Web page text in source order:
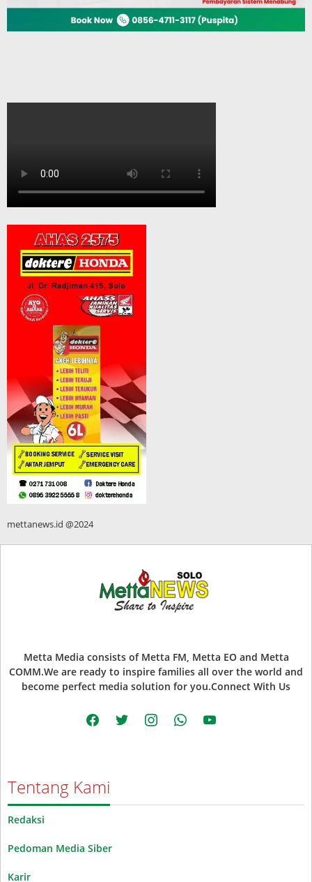
mettanews.id @2024
Metta Media consists of Metta FM, Metta EO and Metta
COMM.We are ready to inspire families all over the world and
become perfect media solution for you.Connect With Us
facebooktwitter instagramwhatsappyoutube
Tentang Kami
Redaksi
Pedoman Media Siber
Karir